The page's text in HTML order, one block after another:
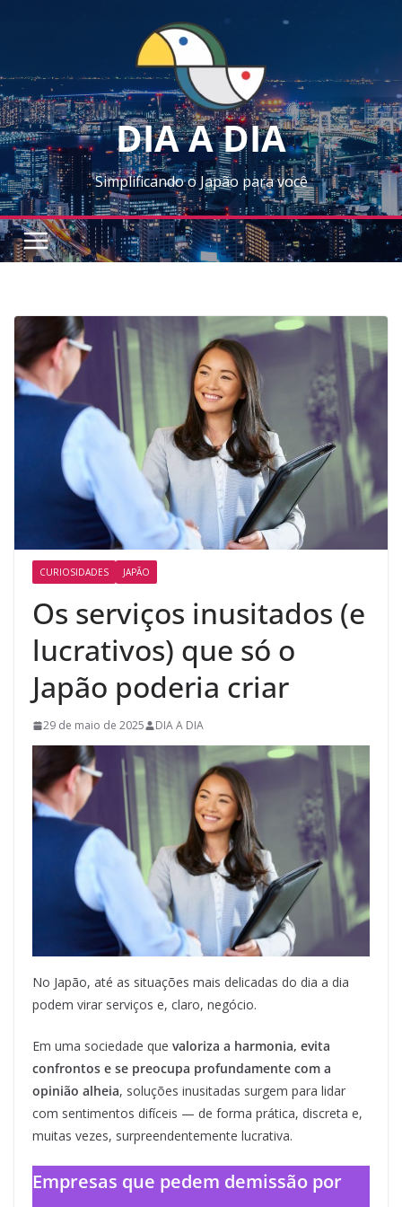
DIA A DIA
Simplificando o Japão para você
CURIOSIDADES JAPÃO
Os serviços inusitados (e
lucrativos) que só o
Japão poderia criar
29 de maio de 2025 DIA A DIA
No Japão, até as situações mais delicadas do dia a dia
podem virar serviços e, claro, negócio.
Em uma sociedade que valoriza a harmonia, evita
confrontos e se preocupa profundamente com a
opinião alheia, soluções inusitadas surgem para lidar
com sentimentos difíceis — de forma prática, discreta e,
muitas vezes, surpreendentemente lucrativa.
Empresas que pedem demissão por